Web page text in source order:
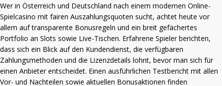
Wer in Österreich und Deutschland nach einem modernen Online-
Spielcasino mit fairen Auszahlungsquoten sucht, achtet heute vor
allem auf transparente Bonusregeln und ein breit gefächertes
Portfolio an Slots sowie Live-Tischen. Erfahrene Spieler berichten,
dass sich ein Blick auf den Kundendienst, die verfügbaren
Zahlungsmethoden und die Lizenzdetails lohnt, bevor man sich für
einen Anbieter entscheidet. Einen ausführlichen Testbericht mit allen
Vor- und Nachteilen sowie aktuellen Bonusaktionen finden